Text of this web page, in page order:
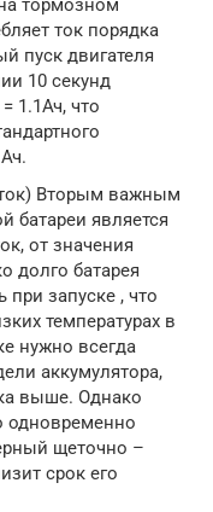
тормозном
ток порядка
пуск двигателя
10 секунд
1.1Ач, что
Вторым важным
батареи является
от значения
долго батарея
при запуске , что
температурах в
нужно всегда
аккумулятора,
выше. Однако
одновременно
щеточно –
срок его